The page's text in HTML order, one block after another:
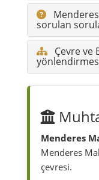
sorulan
Çevre ve
Menderes
Menderes
çevresi.